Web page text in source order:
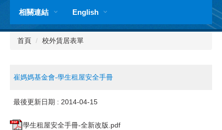
相關連結 English
首頁 校外賃居表單
崔媽媽基金會-學生租屋安全手冊
最後更新日期 : 2014-04-15
學生租屋安全手冊-全新改版.pdf